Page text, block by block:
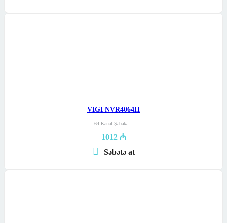
VIGI NVR4064H
64 Kanal Şəbəkə…
1012 ₼
Səbətə at